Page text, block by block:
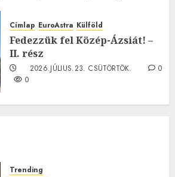
2026.JÚLIUS.23. CSÜTÖRTÖK.
0
Címlap EuroAstra Külföld
Fedezzük fel Közép-Ázsiát! –
II. rész
2026.JÚLIUS.23. CSÜTÖRTÖK.
0
0
Trending